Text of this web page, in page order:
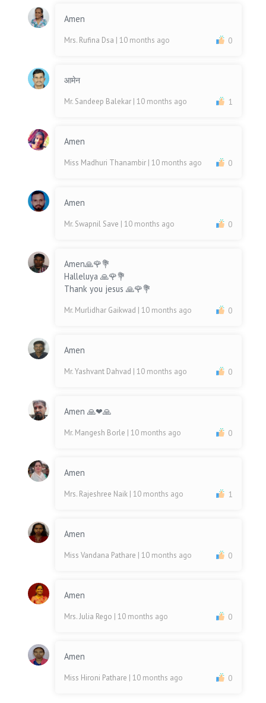
Amen
Mrs. Rufina Dsa | 10 months ago 0
आमेन
Mr. Sandeep Balekar | 10 months ago 1
Amen
Miss Madhuri Thanambir | 10 months ago 0
Amen
Mr. Swapnil Save | 10 months ago 0
Amen🙏🌹💐
Halleluya 🙏🌹💐
Thank you jesus 🙏🌹💐
Mr. Murlidhar Gaikwad | 10 months ago 0
Amen
Mr. Yashvant Dahvad | 10 months ago 0
Amen 🙏❤🙏
Mr. Mangesh Borle | 10 months ago 0
Amen
Mrs. Rajeshree Naik | 10 months ago 1
Amen
Miss Vandana Pathare | 10 months ago 0
Amen
Mrs. Julia Rego | 10 months ago 0
Amen
Miss Hironi Pathare | 10 months ago 0